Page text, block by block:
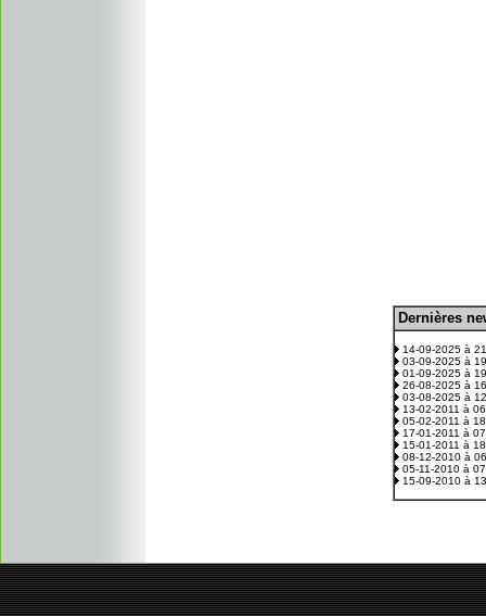
Dernières
14-09-2025 à
03-09-2025 à
01-09-2025 à
26-08-2025 à
03-08-2025 à
13-02-2011 à
05-02-2011 à
17-01-2011 à
15-01-2011 à
08-12-2010 à
05-11-2010 à
15-09-2010 à